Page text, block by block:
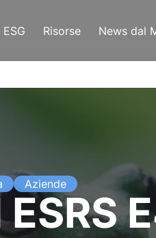
ESG Risorse News dal
Aziende